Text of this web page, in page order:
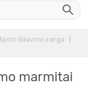
išdavimo įranga
marmitai